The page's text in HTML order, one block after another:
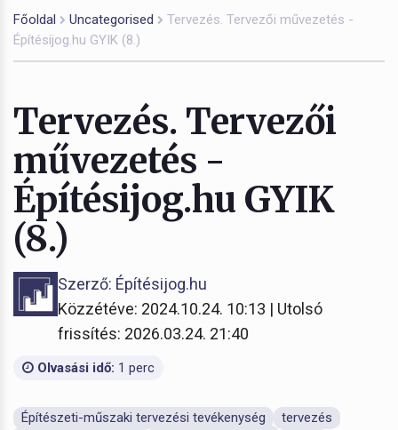
Főoldal Uncategorised
Tervezés. Tervezői művezetés -
Építésijog.hu GYIK (8.)
Tervezés. Tervezői
művezetés -
Építésijog.hu GYIK
(8.)
Szerző: Építésijog.hu
Közzétéve: 2024.10.24. 10:13 | Utolsó
frissítés: 2026.03.24. 21:40
Olvasási idő: 1 perc
Építészeti-műszaki tervezési tevékenység
tervezés